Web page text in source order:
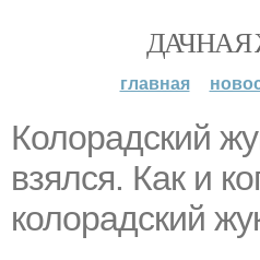
ДАЧНАЯ
главная
Колорадский
взялся. Как и
колорадский